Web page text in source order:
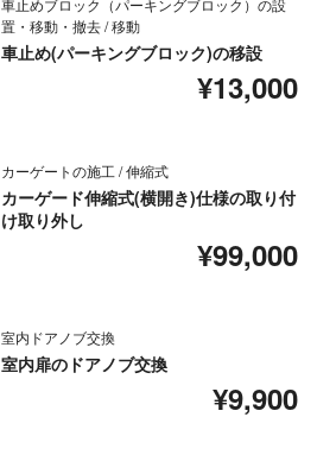
車止めブロック（パーキングブロック）の設
置・移動・撤去 / 移動
車止め(パーキングブロック)の移設
¥13,000
カーゲートの施工 / 伸縮式
カーゲード伸縮式(横開き)仕様の取り付
け取り外し
¥99,000
室内ドアノブ交換
室内扉のドアノブ交換
¥9,900